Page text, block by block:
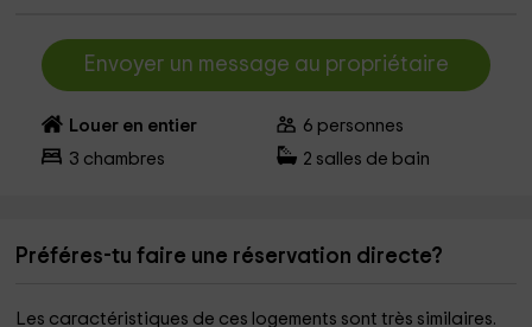
Envoyer un message au propriétaire
Louer en entier 6 personnes
3 chambres 2 salles de bain
Préféres-tu faire une réservation directe?
Les caractéristiques de ces logements sont très similaires.